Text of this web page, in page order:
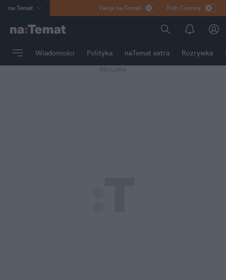
na:Temat
Poland
mama
Twoje na:Temat Tryb Ciemny
Wiadomości Polityka naTemat extra Rozrywka
REKLAMA